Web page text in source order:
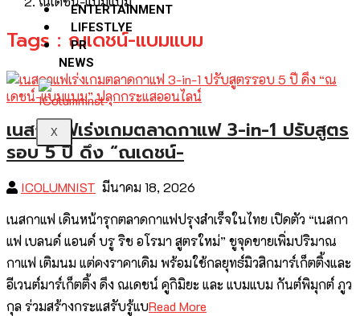
ENTERTAINMENT
LIFESTLYE
PR
NEWS
X
Tags : ณเดชน์-แบมแบม
เนสกาแฟเร่งเกมตลาดกาแฟ 3-in-1 ปรับสูตร
รอบ 5 ปี ดึง “ณเดชน์-
ICOLUMNIST มีนาคม 18, 2026
เนสกาแฟ เดินหน้ารุกตลาดกาแฟปรุงสำเร็จในไทย เปิดตัว “เนสกา
แฟ เบลนด์ แอนด์ บรู ริช อโรมา สูตรใหม่” ชูจุดขายเพิ่มปริมาณ
กาแฟ เติมนม แต่คงราคาเดิม พร้อมใช้กลยุทธ์มิวสิกมาร์เก็ตติ้งและ
อีเวนต์มาร์เก็ตติ้ง ดึง ณเดชน์ คูกิมิยะ และ แบมแบม กันต์พิมุกต์ ภูว
กุล ร่วมสร้างกระแสรับรู้แบRead More